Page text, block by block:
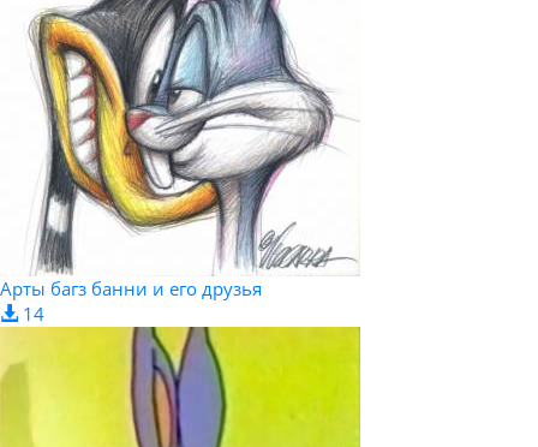
Арты багз банни и его друзья
14